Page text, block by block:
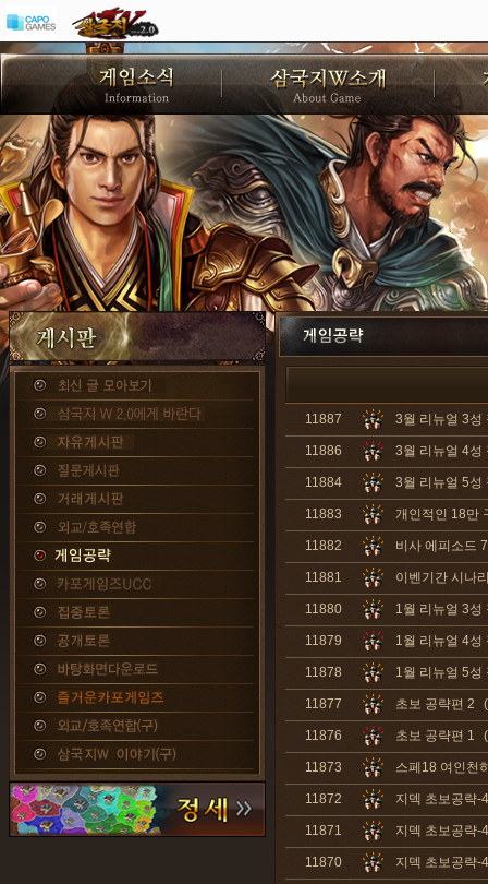
11887 3월 리뉴얼 3성
11886 3월 리뉴얼 4성
11884 3월 리뉴얼 5성
11883 개인적인 18만
11882 비사 에피소드
11881 이벤기간 시나
11880 1월 리뉴얼 3성
11879 1월 리뉴얼 4성
11878 1월 리뉴얼 5성
11877 초보 공략편 2
11876 초보 공략편 1
11873 스페18 여인천
11872 지덱 초보공략-
11871 지덱 초보공략-
11870 지덱 초보공략-